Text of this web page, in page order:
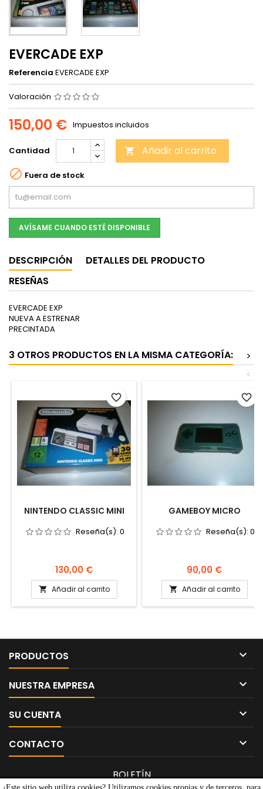
EVERCADE EXP
Referencia EVERCADE EXP
Valoración
150,00 € Impuestos incluidos
Cantidad  Añadir al carrito
 Fuera de stock
AVÍSAME CUANDO ESTÉ DISPONIBLE
DESCRIPCIÓN
DETALLES DEL PRODUCTO
RESEÑAS
EVERCADE EXP
NUEVA A ESTRENAR
PRECINTADA
3 OTROS PRODUCTOS EN LA MISMA CATEGORÍA:
>
<
NINTENDO CLASSIC MINI
Reseña(s): 0
Precio
130,00 €
 Añadir al carrito
favorite_border
GAMEBOY MICRO
Reseña(s): 0
Precio
90,00 €
 Añadir al carrito
favorite_border
PRODUCTOS 
NUESTRA EMPRESA 
SU CUENTA 
CONTACTO 
BOLETÍN